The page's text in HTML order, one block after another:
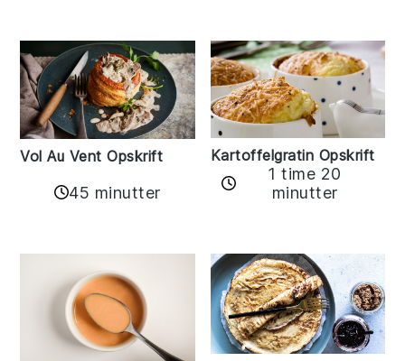
Vol Au Vent Opskrift
45 minutter
Kartoffelgratin Opskrift
1 time 20
minutter